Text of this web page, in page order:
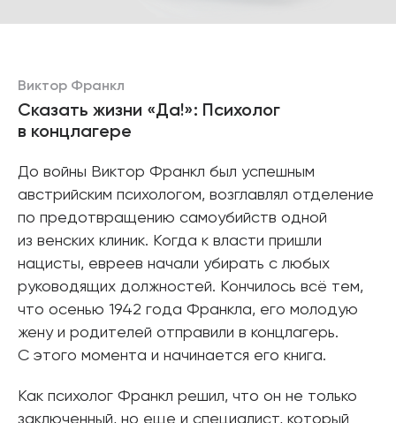
Виктор Франкл
Сказать жизни «Да!»: Психолог
в концлагере
До войны Виктор Франкл был успешным
австрийским психологом, возглавлял отделение
по предотвращению самоубийств одной
из венских клиник. Когда к власти пришли
нацисты, евреев начали убирать с любых
руководящих должностей. Кончилось всё тем,
что осенью 1942 года Франкла, его молодую
жену и родителей отправили в концлагерь.
С этого момента и начинается его книга.
Как психолог Франкл решил, что он не только
заключенный, но еще и специалист, который